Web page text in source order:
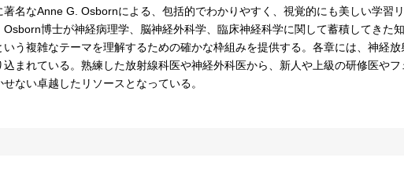
著名なAnne G. Osbornによる、包括的でわかりやすく、視覚的にも美しい学習
Osborn博士が神経病理学、脳神経外科学、臨床神経科学に関して蓄積してきた
いう複雑なテーマを理解するための確かな枠組みを提供する。各章には、神経
込まれている。熟練した放射線科医や神経外科医から、新人や上級の研修医や
ない卓越したリソースとなっている。